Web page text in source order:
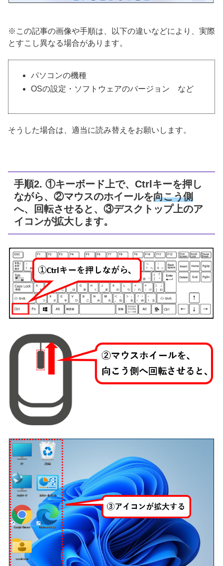
※この記事の画像や手順は、以下の違いなどにより、実際
とすこし異なる場合があります。
パソコンの機種
OSの設定・ソフトウェアのバージョン など
そうした場合は、適当に読み替えをお願いします。
手順2. ①キーボード上で、Ctrlキーを押し
ながら、②マウスのホイールを向こう側
へ、回転させると、③デスクトップ上のア
イコンが拡大します。